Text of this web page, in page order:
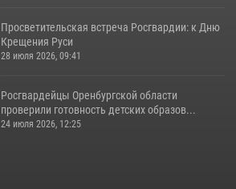
Просветительская встреча Росгвардии: к Дню
Крещения Руси
28 июля 2026, 09:41
Росгвардейцы Оренбургской области
проверили готовность детских образов...
24 июля 2026, 12:25